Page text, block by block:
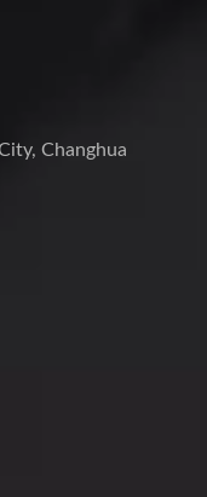
Changhua